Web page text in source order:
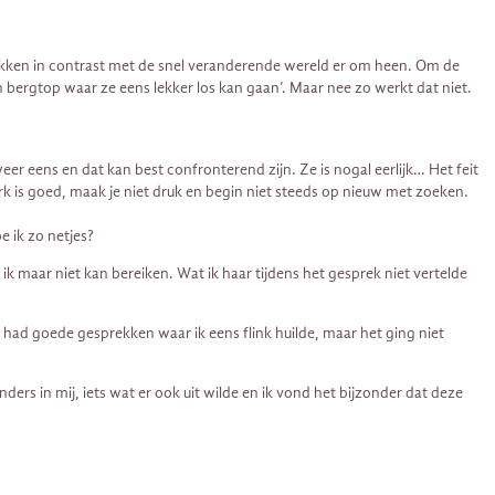
in contrast met de snel veranderende wereld er om heen. Om de
waar ze eens lekker los kan gaan’. Maar nee zo werkt dat niet.
eens en dat kan best confronterend zijn. Ze is nogal eerlijk… Het feit
goed, maak je niet druk en begin niet steeds op nieuw met zoeken.
ik zo netjes?
maar niet kan bereiken. Wat ik haar tijdens het gesprek niet vertelde
goede gesprekken waar ik eens flink huilde, maar het ging niet
in mij, iets wat er ook uit wilde en ik vond het bijzonder dat deze